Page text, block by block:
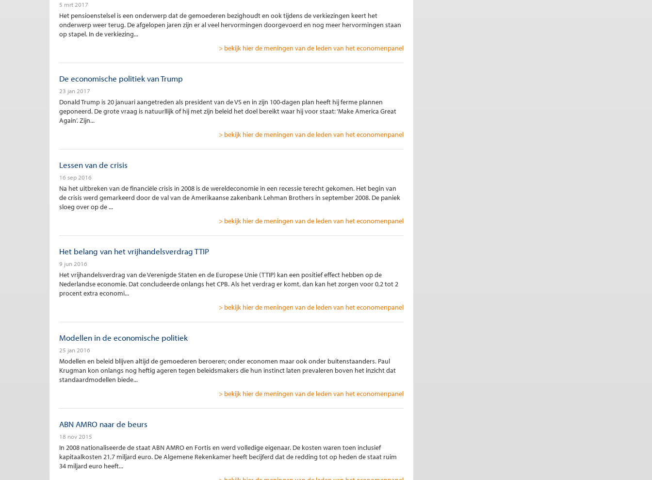
5 mrt 2017
Het pensioenstelsel is een onderwerp dat de gemoederen bezighoudt en ook tijdens de verkiezingen keert het
onderwerp weer terug. De afgelopen jaren zijn er al veel hervormingen doorgevoerd en nog meer hervormingen staan
op stapel. In de verkiezing...
> bekijk hier de meningen van de leden van het economenpanel
De economische politiek van Trump
23 jan 2017
Donald Trump is 20 januari aangetreden als president van de VS en in zijn 100-dagen plan heeft hij ferme plannen
geponeerd. De grote vraag is natuurllijk of hij met zijn beleid het doel bereikt waar hij voor staat: ‘Make America Great
Again’. Zijn...
> bekijk hier de meningen van de leden van het economenpanel
Lessen van de crisis
16 sep 2016
Na het uitbreken van de financiële crisis in 2008 is de wereldeconomie in een recessie terecht gekomen. Het begin van
de crisis werd gemarkeerd door de val van de Amerikaanse zakenbank Lehman Brothers in september 2008. De paniek
sloeg over op de ...
> bekijk hier de meningen van de leden van het economenpanel
Het belang van het vrijhandelsverdrag TTIP
9 jun 2016
Het vrijhandelsverdrag van de Verenigde Staten en de Europese Unie (TTIP) kan een positief effect hebben op de
Nederlandse economie. Dat concludeerde onlangs het CPB. Als het verdrag er komt, dan kan het zorgen voor 0,2 tot 2
procent extra economi...
> bekijk hier de meningen van de leden van het economenpanel
Modellen in de economische politiek
25 jan 2016
Modellen en beleid blijven altijd de gemoederen beroeren; onder economen maar ook onder buitenstaanders. Paul
Krugman kon onlangs nog heftig ageren tegen beleidsmakers die hun instinct laten prevaleren boven het inzicht dat
standaardmodellen biede...
> bekijk hier de meningen van de leden van het economenpanel
ABN AMRO naar de beurs
18 nov 2015
In 2008 nationaliseerde de staat ABN AMRO en Fortis en werd volledige eigenaar. De kosten waren toen inclusief
kapitaalkosten 21,7 miljard euro. De Algemene Rekenkamer heeft becijferd dat de redding tot op heden de staat ruim
34 miljard euro heeft...